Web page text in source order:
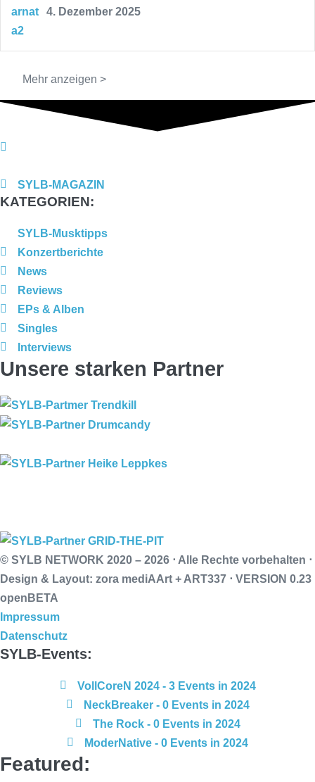
4. Dezember 2025
Mehr anzeigen >
SYLB-MAGAZIN
KATEGORIEN:
SYLB-Musktipps
Konzertberichte
News
Reviews
EPs & Alben
Singles
Interviews
Unsere starken Partner
© SYLB NETWORK 2020 – 2026 ⋅ Alle Rechte vorbehalten ⋅
Design & Layout: zora mediAArt + ART337 ⋅ VERSION 0.23
openBETA
Impressum
Datenschutz
SYLB-Events:
VollCoreN 2024- 3 Events in 2024
NeckBreaker- 0 Events in 2024
The Rock- 0 Events in 2024
ModerNative - 0 Events in 2024
Featured: